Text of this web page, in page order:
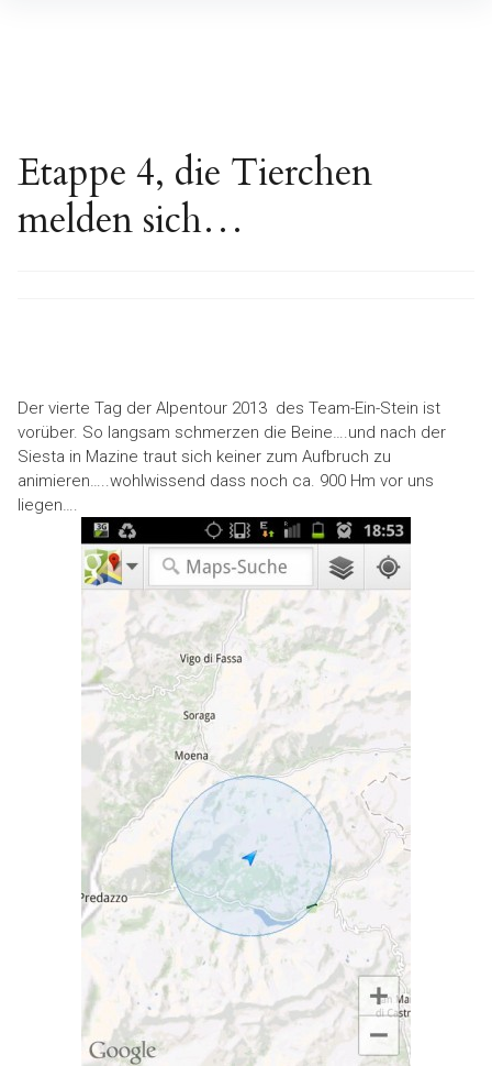
Etappe 4, die Tierchen
melden sich…
Der vierte Tag der Alpentour 2013 des Team-Ein-Stein ist
vorüber. So langsam schmerzen die Beine….und nach der
Siesta in Mazine traut sich keiner zum Aufbruch zu
animieren…..wohlwissend dass noch ca. 900 Hm vor uns
liegen….